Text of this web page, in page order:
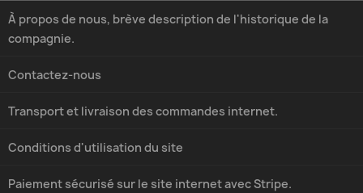
Transport et livraison des commandes internet.
Conditions d'utilisation du site
À propos de nous, brève description de l'historique de la
compagnie.
Paiement sécurisé sur le site internet avec Stripe.
Contactez-nous